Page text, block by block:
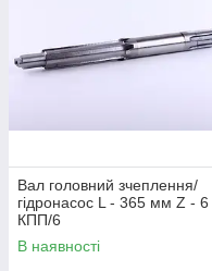
Вал головний зчеплення/
гідронасос L - 365 мм Z - 6
КПП/6
В наявності